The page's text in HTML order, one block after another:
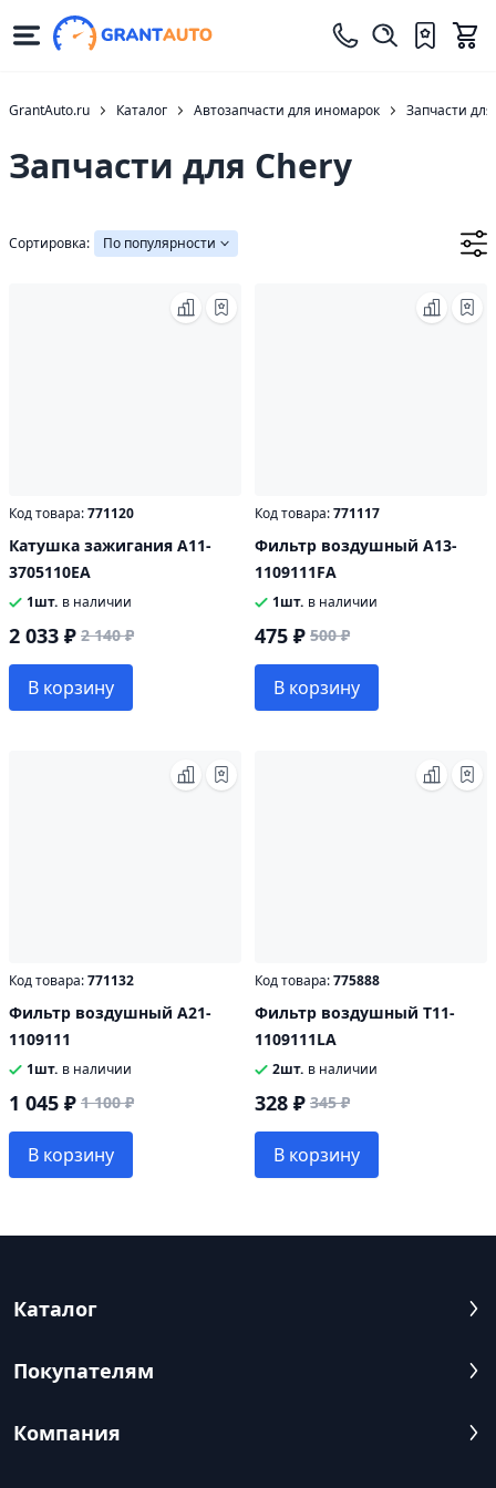
GrantAuto.ru Каталог Автозапчасти для иномарок Запчасти
Запчасти для Chery
Сортировка: По популярности
Код товара:771120
Катушка зажигания A11-
3705110EA
1шт. в наличии
2 033 ₽ 2 140 ₽
В корзину
Код товара:771117
Фильтр воздушный A13-
1109111FA
1шт. в наличии
475 ₽ 500 ₽
В корзину
Код товара:771132
Фильтр воздушный A21-
1109111
1шт. в наличии
1 045 ₽ 1 100 ₽
В корзину
Код товара:775888
Фильтр воздушный T11-
1109111LA
2шт. в наличии
328 ₽ 345 ₽
В корзину
Каталог
Покупателям
Компания